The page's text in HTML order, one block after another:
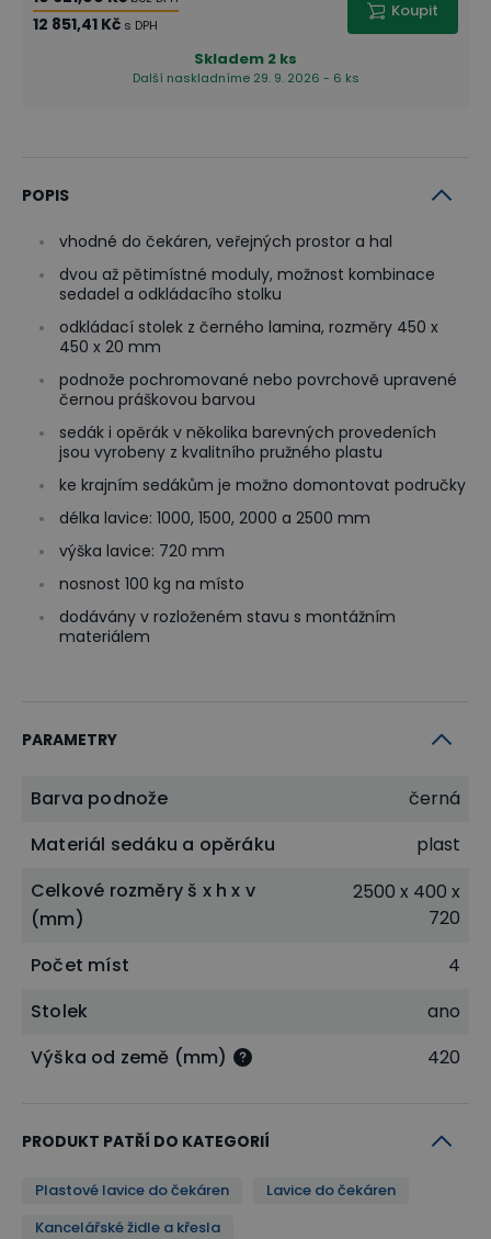
12 851,41 Kč s DPH
Koupit
Skladem 2 ks
Další naskladníme 29. 9. 2026 - 6 ks
POPIS
vhodné do čekáren, veřejných prostor a hal
dvou až pětimístné moduly, možnost kombinace
sedadel a odkládacího stolku
odkládací stolek z černého lamina, rozměry 450 x
450 x 20 mm
podnože pochromované nebo povrchově upravené
černou práškovou barvou
sedák i opěrák v několika barevných provedeních
jsou vyrobeny z kvalitního pružného plastu
ke krajním sedákům je možno domontovat područky
délka lavice: 1000, 1500, 2000 a 2500 mm
výška lavice: 720 mm
nosnost 100 kg na místo
dodávány v rozloženém stavu s montážním
materiálem
PARAMETRY
Barva podnože
černá
Materiál sedáku a opěráku
plast
Celkové rozměry š x h x v
(mm)
2500 x 400 x
720
Počet míst
4
Stolek
ano
Výška od země (mm)
420
PRODUKT PATŘÍ DO KATEGORIÍ
Plastové lavice do čekáren
Lavice do čekáren
Kancelářské židle a křesla